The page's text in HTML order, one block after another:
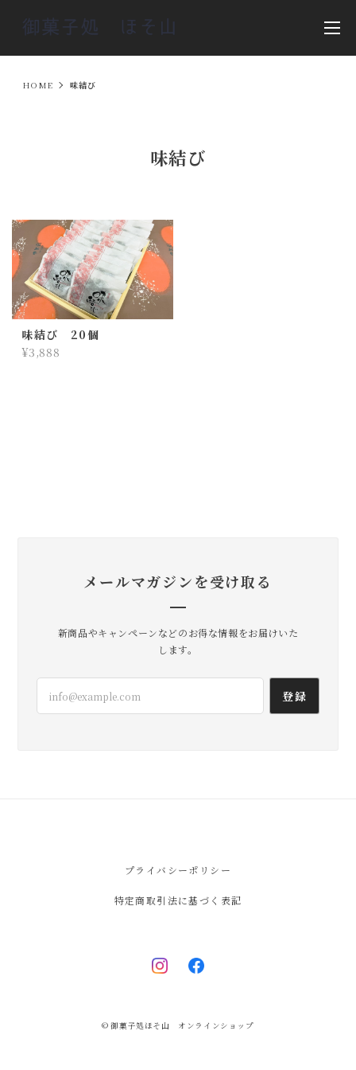
HOME 味結び
味結び
味結び 20個
¥3,888
メールマガジンを受け取る
新商品やキャンペーンなどのお得な情報をお届けいた
します。
登録
プライバシーポリシー
特定商取引法に基づく表記
© 御菓子処ほそ山 オンラインショップ